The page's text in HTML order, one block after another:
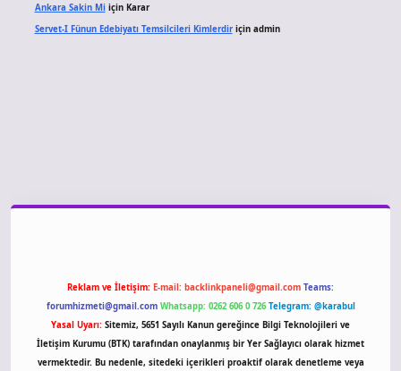
Ankara Sakin Miiçin Karar
Servet-I Fünun Edebiyatı Temsilcileri Kimlerdiriçin admin
Reklam ve İletişim: E-mail: backlinkpaneli@gmail.com Teams:
forumhizmeti@gmail.com Whatsapp: 0262 606 0 726 Telegram: @karabul
Yasal Uyarı: Sitemiz, 5651 Sayılı Kanun gereğince Bilgi Teknolojileri ve
İletişim Kurumu (BTK) tarafından onaylanmış bir Yer Sağlayıcı olarak hizmet
vermektedir. Bu nedenle, sitedeki içerikleri proaktif olarak denetleme veya